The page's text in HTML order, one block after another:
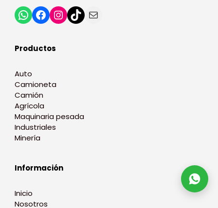
Productos
Auto
Camioneta
Camión
Agrícola
Maquinaria pesada
Industriales
Minería
Información
Inicio
Nosotros